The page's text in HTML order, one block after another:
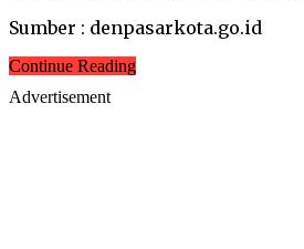
Sumber : denpasarkota.go.id
Continue Reading
Advertisement